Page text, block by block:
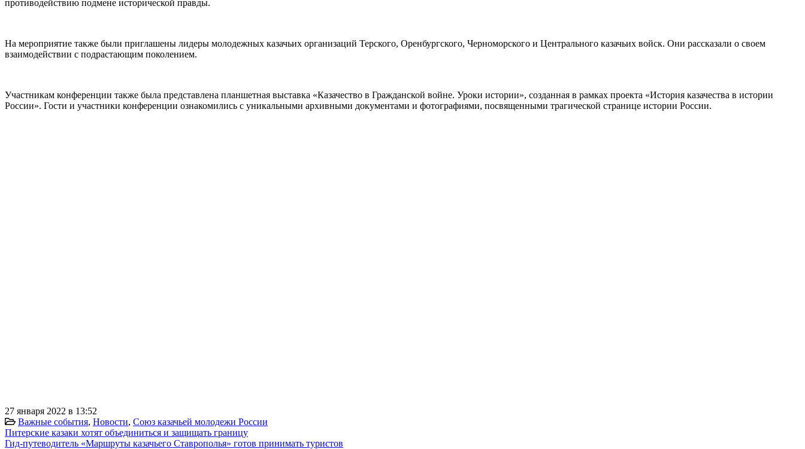
противодействию подмене исторической правды.
На мероприятие также были приглашены лидеры молодежных казачьих организаций Терского, Оренбургского, Черноморского и Центрального казачьих войск. Они рассказали о своем
взаимодействии с подрастающим поколением.
Участникам конференции также была представлена планшетная выставка «Казачество в Гражданской войне. Уроки истории», созданная в рамках проекта «История казачества в истории
России». Гости и участники конференции ознакомились с уникальными архивными документами и фотографиями, посвященными трагической странице истории России.
27 января 2022 в 13:52
Важные события, Новости, Союз казачьей молодежи России
Питерские казаки хотят объединиться и защищать границу
Гид-путеводитель «Маршруты казачьего Ставрополья» готов принимать туристов